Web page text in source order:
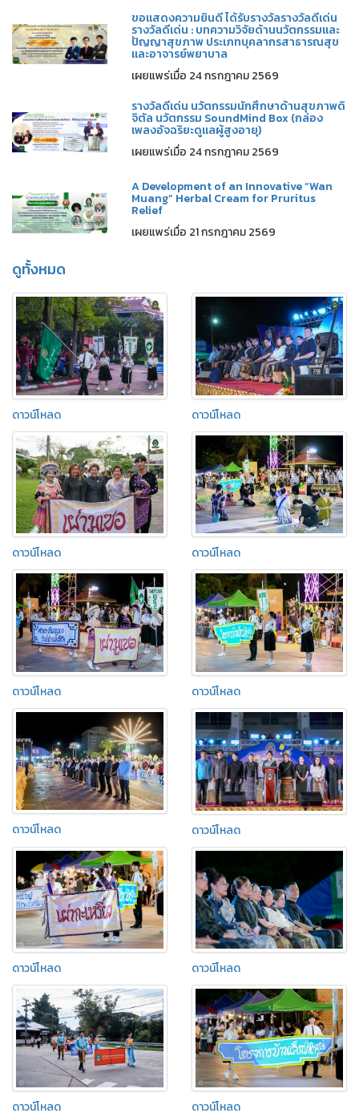
ขอแสดงความยินดี ได้รับรางวัลรางวัลดีเด่น
รางวัลดีเด่น : บทความวิจัยด้านนวัตกรรมและ
ปัญญาสุขภาพ ประเภทบุคลากรสาธารณสุข
และอาจารย์พยาบาล
เผยแพร่เมื่อ 24 กรกฎาคม 2569
รางวัลดีเด่น นวัตกรรมนักศึกษาด้านสุขภาพดิ
จิตัล นวัตกรรม SoundMind Box (กล่อง
เพลงอัจฉริยะดูแลผู้สูงอายุ)
เผยแพร่เมื่อ 24 กรกฎาคม 2569
A Development of an Innovative “Wan
Muang” Herbal Cream for Pruritus
Relief
เผยแพร่เมื่อ 21 กรกฎาคม 2569
ดูทั้งหมด
ดาวน์โหลด ดาวน์โหลด
ดาวน์โหลด ดาวน์โหลด
ดาวน์โหลด ดาวน์โหลด
ดาวน์โหลด ดาวน์โหลด
ดาวน์โหลด ดาวน์โหลด
ดาวน์โหลด ดาวน์โหลด